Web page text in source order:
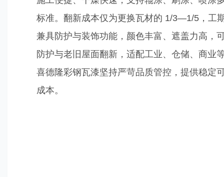
标准。翻新成本仅为更换瓦材的 1/3—1/5，工
兼具防护与装饰功能，颜色丰富、遮盖力高，
防护与老旧屋面翻新，适配工业、仓储、商业
喜德隆彩钢瓦漆坚持严苛品质管控，提供稳定
成本。